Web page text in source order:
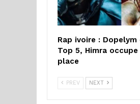
Rap ivoire :
Top 5, Himra
place
PREV NEXT